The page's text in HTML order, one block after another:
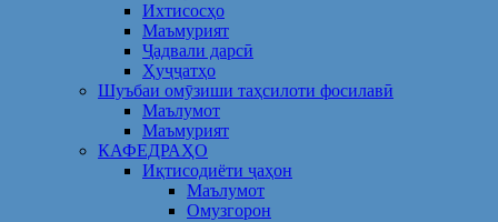
Ихтисосҳо
Маъмурият
Ҷадвали дарсӣ
Ҳуҷҷатҳо
Шуъбаи омӯзиши таҳсилоти фосилавӣ
Маълумот
Маъмурият
КАФЕДРАҲО
Иқтисодиёти ҷаҳон
Маълумот
Омузгорон